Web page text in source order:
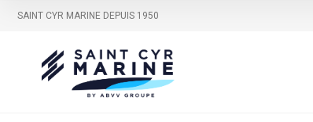
SAINT CYR MARINE DEPUIS 1950